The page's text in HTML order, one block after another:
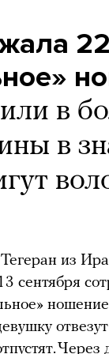
в
в
из
сентября
отвезут
Через